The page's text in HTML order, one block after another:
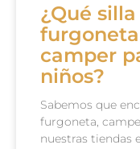
¿Qué
camper
niños?
Sabemos que
furgoneta,
nuestras tiendas